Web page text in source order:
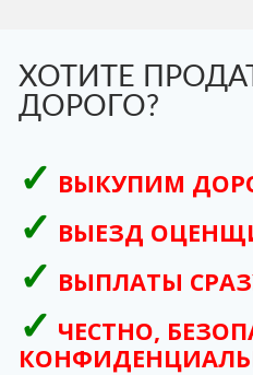
ХОТИТЕ
ДОРОГО?
ВЫКУПИМ
ВЫЕЗД
ВЫПЛАТЫ
ЧЕСТНО,